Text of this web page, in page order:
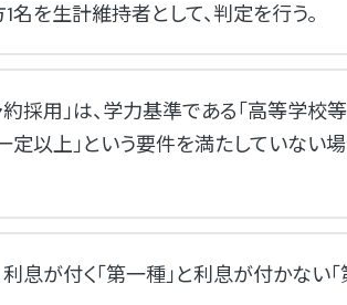
名を生計維持者として、判定を行う。
採用」は、学力基準である「高等学校
以上」という要件を満たしていない
息が付く「第一種」と利息が付かない「